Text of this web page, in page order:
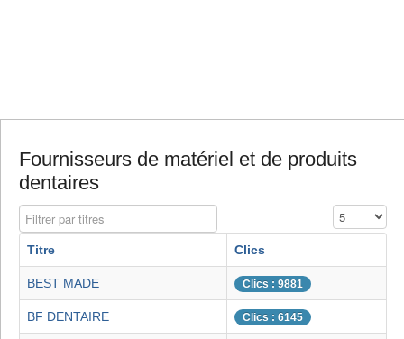
Fournisseurs de matériel et de produits
dentaires
Filtrer par titres Affichage #
Titre Clics
BEST MADE Clics : 9881
BF DENTAIRE Clics : 6145